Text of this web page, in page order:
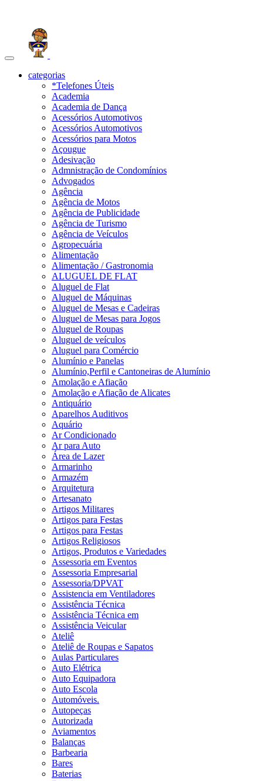
Toggle
navigationcategorias
*Telefones Úteis
Academia
Academia de Dança
Acessórios Automotivos
Acessórios Automotivos
Acessórios para Motos
Açougue
Adesivação
Admnistração de Condomínios
Advogados
Agência
Agência de Motos
Agência de Publicidade
Agência de Turismo
Agência de Veículos
Agropecuária
Alimentação
Alimentação / Gastronomia
ALUGUEL DE FLAT
Aluguel de Flat
Aluguel de Máquinas
Aluguel de Mesas e Cadeiras
Aluguel de Mesas para Jogos
Aluguel de Roupas
Aluguel de veículos
Aluguel para Comércio
Alumínio e Panelas
Alumínio,Perfil e Cantoneiras de Alumínio
Amolação e Afiação
Amolação e Afiação de Alicates
Antiquário
Aparelhos Auditivos
Aquário
Ar Condicionado
Ar para Auto
Área de Lazer
Armarinho
Armazém
Arquitetura
Artesanato
Artigos Militares
Artigos para Festas
Artigos para Festas
Artigos Religiosos
Artigos, Produtos e Variedades
Assessoria em Eventos
Assessoria Empresarial
Assessoria/DPVAT
Assistencia em Ventiladores
Assistência Técnica
Assistência Técnica em
Assistência Veicular
Ateliê
Ateliê de Roupas e Sapatos
Aulas Particulares
Auto Elétrica
Auto Equipadora
Auto Escola
Automóveis.
Autopeças
Autorizada
Aviamentos
Balanças
Barbearia
Bares
Baterias